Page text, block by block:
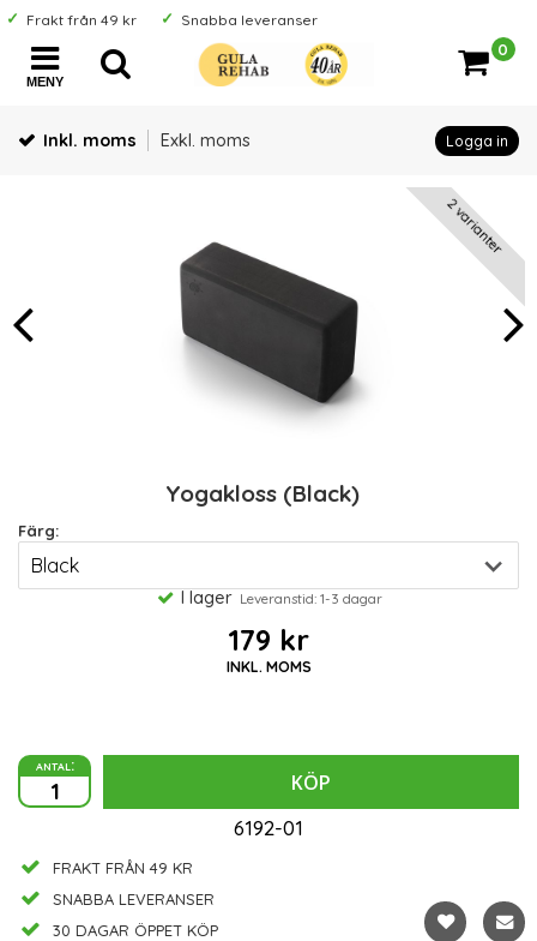
Frakt från 49 kr Snabba leveranser
MENY
0
Inkl. moms Exkl. moms Logga in
2 varianter
Yogakloss (Black)
Färg:
I lager Leveranstid: 1-3 dagar
179 kr
INKL. MOMS
antal:
KÖP
6192-01
FRAKT FRÅN 49 KR
SNABBA LEVERANSER
30 DAGAR ÖPPET KÖP